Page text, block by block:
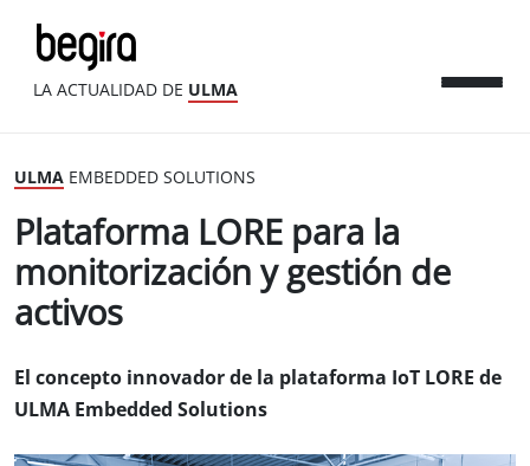
LA ACTUALIDAD DE ULMA
ULMA EMBEDDED SOLUTIONS
Plataforma LORE para la
monitorización y gestión de
activos
El concepto innovador de la plataforma IoT LORE de
ULMA Embedded Solutions